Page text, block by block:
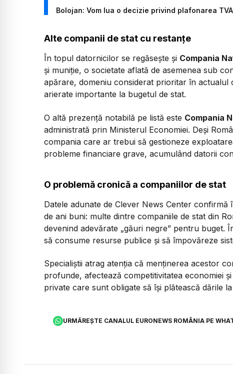
Bolojan: Vom lua o decizie privind plafonarea
Alte companii de stat cu restanțe
În topul datornicilor se regăsește și Compania
și muniție, o societate aflată de asemenea sub
apărare, domeniu considerat prioritar în actualul
arierate importante la bugetul de stat.
O altă prezență notabilă pe listă este Compania
administrată prin Ministerul Economiei. Deși
compania care ar trebui să gestioneze
probleme financiare grave, acumulând datorii
O problemă cronică a companiilor de stat
Datele adunate de Clever News Center
de ani buni: multe dintre companiile de stat din
devenind adevărate „găuri negre” pentru buget.
să consume resurse publice și să împovăreze
Specialiștii atrag atenția că menținerea acestor
profunde, afectează competitivitatea economiei
private care sunt obligate să își plătească dările
URMĂREȘTE CANALUL EURONEWS ROMÂNIA PE